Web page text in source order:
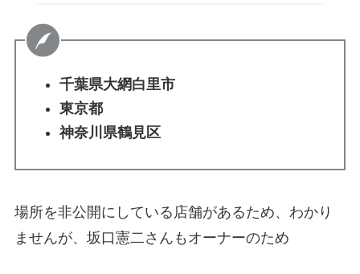
千葉県大網白里市
東京都
神奈川県鶴見区
場所を非公開にしている店舗があるため、わかり
ませんが、坂口憲二さんもオーナーのため